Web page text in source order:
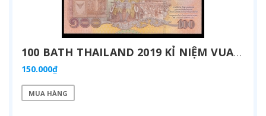
100 BATH THAILAND 2019 KỈ NIỆM VUA MAHA VAJIRALONGKORN ĐĂNG QUANG
150.000₫
MUA HÀNG